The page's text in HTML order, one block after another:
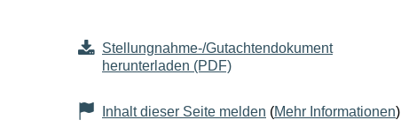
Stellungnahme-/Gutachtendokument
herunterladen (PDF)
Inhalt dieser Seite melden (Mehr Informationen)